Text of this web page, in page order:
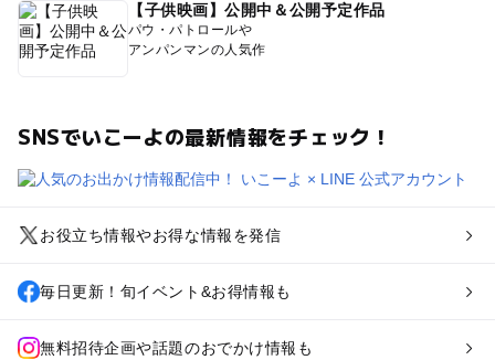
【子供映画】公開中＆公開予定作品
パウ・パトロールや
アンパンマンの人気作
SNSでいこーよの最新情報をチェック！
お役立ち情報やお得な情報を発信
毎日更新！旬イベント&お得情報も
無料招待企画や話題のおでかけ情報も